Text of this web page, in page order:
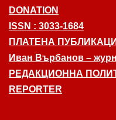
DONATION
ISSN : 3033-1684
ПЛАТЕНА
Иван Върбанов –
РЕДАКЦИОННА
REPORTER